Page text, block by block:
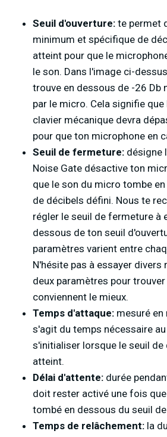
Seuil d'ouverture: te permet
minimum et spécifique de
atteint pour que le
le son. Dans l'image ci-
trouve en dessous de -26 Db
par le micro. Cela signifie
clavier mécanique devra
pour que ton microphone en
Seuil de fermeture: désigne
Noise Gate désactive ton
que le son du micro tombe
de décibels défini. Nous te
régler le seuil de fermeture à
dessous de ton seuil
paramètres varient entre
N'hésite pas à essayer divers
deux paramètres pour
conviennent le mieux.
Temps d'attaque: mesuré
s'agit du temps nécessaire
s'initialiser lorsque le seuil de
atteint.
Délai d'attente: durée
doit rester activé une fois
tombé en dessous du seuil
Temps de relâchement: la